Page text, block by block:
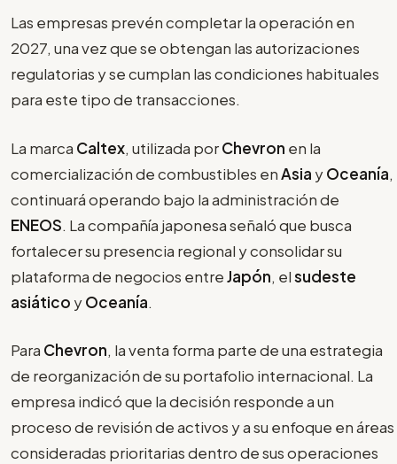
Las empresas prevén completar la operación en
2027, una vez que se obtengan las autorizaciones
regulatorias y se cumplan las condiciones habituales
para este tipo de transacciones.
La marca Caltex, utilizada porChevron en la
comercialización de combustibles enAsia yOceanía,
continuará operando bajo la administración de
ENEOS. La compañía japonesa señaló que busca
fortalecer su presencia regional y consolidar su
plataforma de negocios entreJapón, elsudeste
asiático yOceanía.
Para Chevron, la venta forma parte de una estrategia
de reorganización de su portafolio internacional. La
empresa indicó que la decisión responde a un
proceso de revisión de activos y a su enfoque en áreas
consideradas prioritarias dentro de sus operaciones